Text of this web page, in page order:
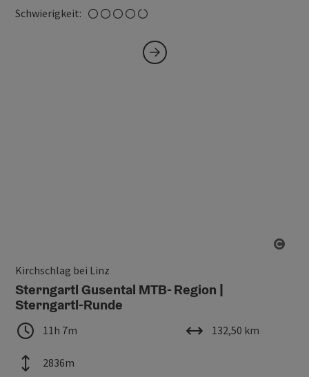
Schwierigkeit: schwer
Kirchschlag bei Linz
Sterngartl Gusental MTB- Region |
Sterngartl-Runde
Dauer 11h 7m
Höhenmeter
2836m
Länge 132,50 km